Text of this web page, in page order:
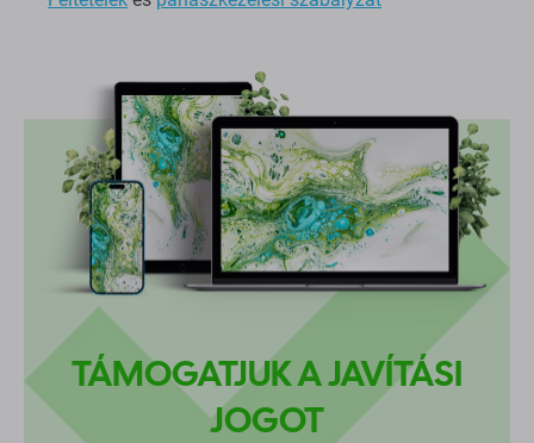
TÁMOGATJUK A JAVÍTÁSI
JOGOT